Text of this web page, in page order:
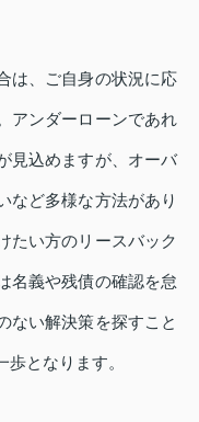
は、ご自身の状況に応
アンダーローンであれ
見込めますが、オーバ
など多様な方法があり
たい方のリースバック
名義や残債の確認を怠
ない解決策を探すこと
となります。